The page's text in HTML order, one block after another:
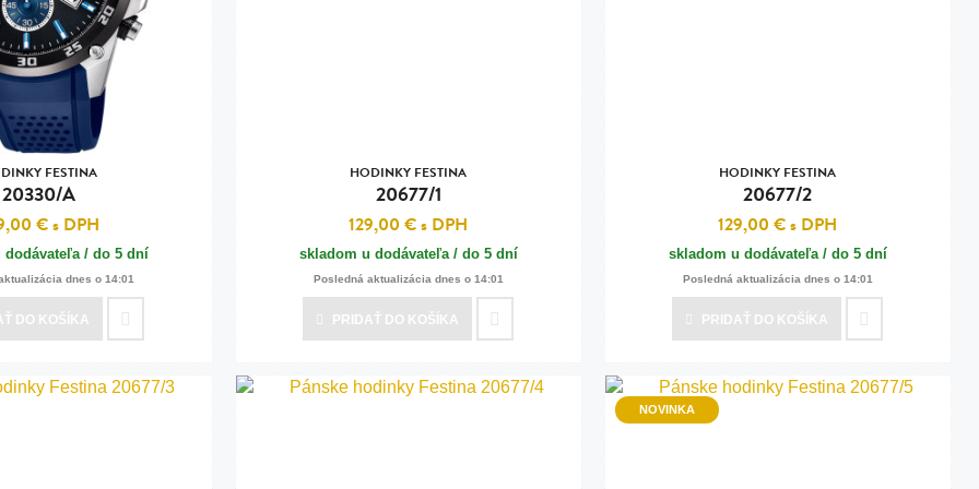
oceľ, silikón,
perla
oceľ, silikón,
oceľ
oceľ
oceľ
FESTINA
20330/A
€s DPH
dodávateľa / do 5 dní
dnes o 14:01
DO KOŠÍKA
HODINKY FESTINA
20677/1
129,00 €s DPH
skladom u dodávateľa / do 5 dní
Posledná aktualizácia dnes o 14:01
PRIDAŤ DO KOŠÍKA
HODINKY FESTINA
20677/2
129,00 €s DPH
skladom u dodávateľa / do 5 dní
Posledná aktualizácia dnes o 14:01
PRIDAŤ DO KOŠÍKA
NOVINKA